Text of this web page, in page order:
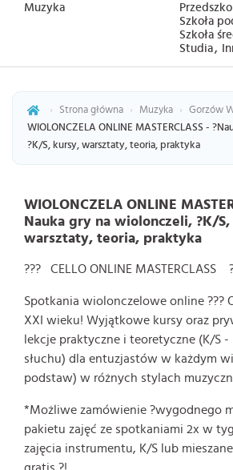
Muzyka
Szkoła
Szkoła
Studia
› Strona główna › Muzyka › Gorzów
WIOLONCZELA ONLINE MASTERCLASS -
?K/S, kursy, warsztaty, teoria, praktyka
WIOLONCZELA ONLINE
Nauka gry na wiolonczeli, ?K/
warsztaty, teoria, praktyka
??? CELLO ONLINE MASTERCLASS
Spotkania wiolonczelowe online ???
XXI wieku! Wyjątkowe kursy oraz
lekcje praktyczne i teoretyczne (K/S -
słuchu) dla entuzjastów w każdym
podstaw) w różnych stylach
*Możliwe zamówienie ?wygodnego
pakietu zajęć ze spotkaniami 2x w
zajęcia instrumentu, K/S lub
gratis ?!